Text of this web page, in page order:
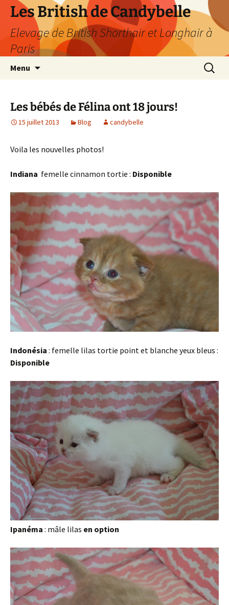
Les British de Candybelle
Elevage de British Shorthair et Longhair à
Paris
Menu
Les bébés de Félina ont 18 jours!
15 juillet 2013 Blog candybelle
Voila les nouvelles photos!
Indiana femelle cinnamon tortie : Disponible
Indonésia : femelle lilas tortie point et blanche yeux bleus :
Disponible
Ipanéma : mâle lilas en option